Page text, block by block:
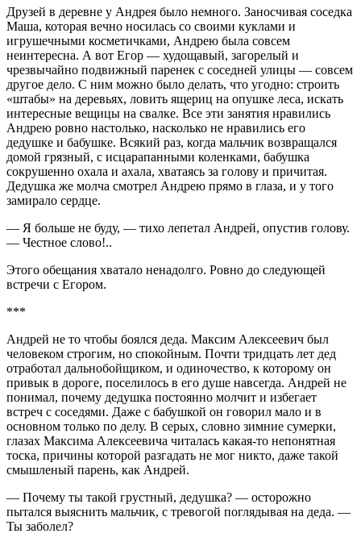
Друзей в деревне у Андрея было немного. Заносчивая соседка
Маша, которая вечно носилась со своими куклами и
игрушечными косметичками, Андрею была совсем
неинтересна. А вот Егор — худощавый, загорелый и
чрезвычайно подвижный паренек с соседней улицы — совсем
другое дело. С ним можно было делать, что угодно: строить
«штабы» на деревьях, ловить ящериц на опушке леса, искать
интересные вещицы на свалке. Все эти занятия нравились
Андрею ровно настолько, насколько не нравились его
дедушке и бабушке. Всякий раз, когда мальчик возвращался
домой грязный, с исцарапанными коленками, бабушка
сокрушенно охала и ахала, хватаясь за голову и причитая.
Дедушка же молча смотрел Андрею прямо в глаза, и у того
замирало сердце.
— Я больше не буду, — тихо лепетал Андрей, опустив голову.
— Честное слово!..
Этого обещания хватало ненадолго. Ровно до следующей
встречи с Егором.
***
Андрей не то чтобы боялся деда. Максим Алексеевич был
человеком строгим, но спокойным. Почти тридцать лет дед
отработал дальнобойщиком, и одиночество, к которому он
привык в дороге, поселилось в его душе навсегда. Андрей не
понимал, почему дедушка постоянно молчит и избегает
встреч с соседями. Даже с бабушкой он говорил мало и в
основном только по делу. В серых, словно зимние сумерки,
глазах Максима Алексеевича читалась какая-то непонятная
тоска, причины которой разгадать не мог никто, даже такой
смышленый парень, как Андрей.
— Почему ты такой грустный, дедушка? — осторожно
пытался выяснить мальчик, с тревогой поглядывая на деда. —
Ты заболел?